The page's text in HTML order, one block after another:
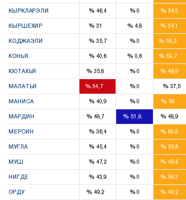
КЫРКЛАРЭЛИ %46,4 %0 %54,3
КЫРШЕХИР %31 %4,8 %34,1
КОДЖАЭЛИ %35,7 %0 % 58,3
КОНЬЯ %40,6 %0,6 % 59,7
КЮТАХЬЯ %35,8 %0 %49,9
МАЛАТЬЯ %54,7 %0 %37,5
МАНИСА %40,9 %0 % 58
12
МАРДИН %48,7 % 51,8 %48,9
МЕРСИН %36,4 %0 %60,8
МУГЛА %45,4 %0 %55,6
МУШ %47,2 %0 %49,6
НИГДЕ %43,9 %0 %56,3
ОРДУ %49,2 %0 %49,2